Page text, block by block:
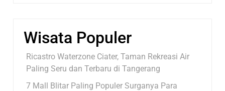
Wisata Populer
Ricastro Waterzone Ciater, Taman Rekreasi Air
Paling Seru dan Terbaru di Tangerang
7 Mall Blitar Paling Populer Surganya Para